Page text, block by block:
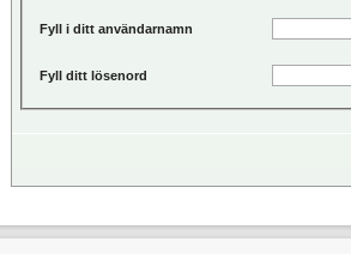
Fyll i ditt användarnamn
Fyll ditt lösenord